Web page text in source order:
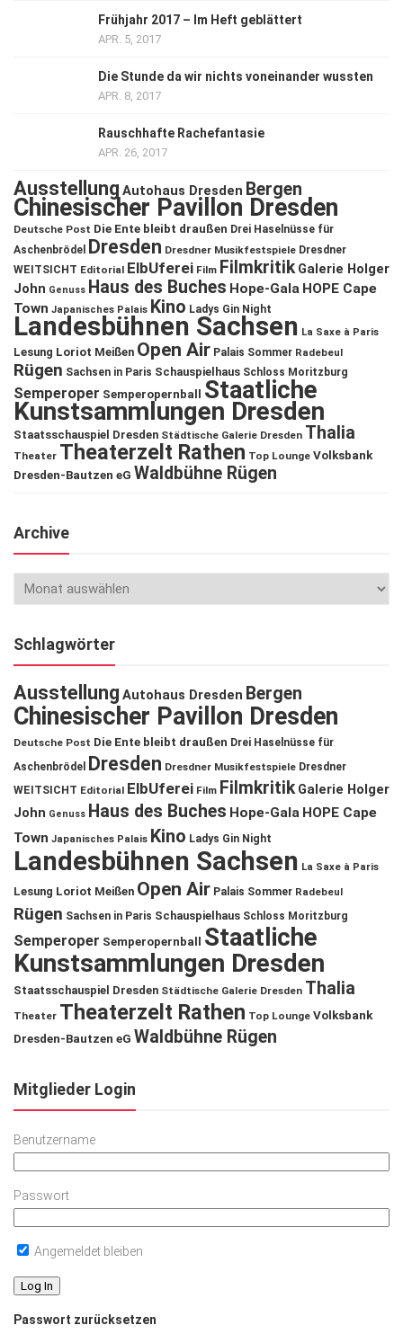
Frühjahr 2017 – Im Heft geblättert
APR. 5, 2017
Die Stunde da wir nichts voneinander wussten
APR. 8, 2017
Rauschhafte Rachefantasie
APR. 26, 2017
Ausstellung Autohaus Dresden Bergen
Chinesischer Pavillon Dresden
Deutsche Post Die Ente bleibt draußen Drei Haselnüsse für
Aschenbrödel
Dresden Dresdner Musikfestspiele Dresdner
WEITSICHT Editorial ElbUferei Film Filmkritik Galerie Holger
John Genuss Haus des Buches Hope-Gala HOPE Cape
Town Japanisches Palais Kino Ladys Gin Night
Landesbühnen Sachsen La Saxe à Paris
Lesung Loriot Meißen Open Air Palais Sommer Radebeul
Rügen Sachsen in Paris Schauspielhaus Schloss Moritzburg
Semperoper Semperopernball Staatliche
Kunstsammlungen Dresden
Staatsschauspiel Dresden Städtische Galerie Dresden Thalia
Theater Theaterzelt Rathen Top Lounge Volksbank
Dresden-Bautzen eG Waldbühne Rügen
Archive
Schlagwörter
Ausstellung Autohaus Dresden Bergen
Chinesischer Pavillon Dresden
Deutsche Post Die Ente bleibt draußen Drei Haselnüsse für
Aschenbrödel
Dresden Dresdner Musikfestspiele Dresdner
WEITSICHT Editorial ElbUferei Film Filmkritik Galerie Holger
John Genuss Haus des Buches Hope-Gala HOPE Cape
Town Japanisches Palais Kino Ladys Gin Night
Landesbühnen Sachsen La Saxe à Paris
Lesung Loriot Meißen Open Air Palais Sommer Radebeul
Rügen Sachsen in Paris Schauspielhaus Schloss Moritzburg
Semperoper Semperopernball
Staatliche
Kunstsammlungen Dresden
Staatsschauspiel Dresden Städtische Galerie Dresden Thalia
Theater Theaterzelt Rathen Top Lounge Volksbank
Dresden-Bautzen eG Waldbühne Rügen
Mitglieder Login
Benutzername
Passwort
Angemeldet bleiben
Passwort zurücksetzen